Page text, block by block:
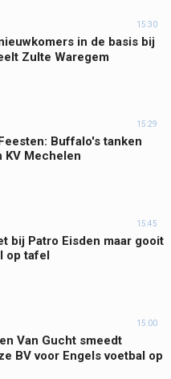
15:30
in de basis bij
Zulte Waregem
15:29
Buffalo's tanken
KV Mechelen
15:45
bij Patro Eisden maar gooit
op tafel
15:00
Van Gucht smeedt
BV voor Engels voetbal op